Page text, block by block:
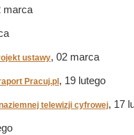
marca
ustawy, 02 marca
Pracuj.pl , 19 lutego
telewizji cyfrowej, 17